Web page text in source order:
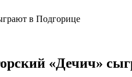
в Подгорице
«Дечич»